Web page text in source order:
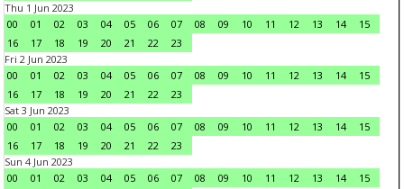
Thu 1 Jun 2023
00
01 02 03 04 05 06 07 08 09 10 11 12 13 14
15
16
17 18 19 20 21 22
23
Fri 2 Jun 2023
00
01 02 03 04 05 06 07 08 09 10 11 12 13 14
15
16
17 18 19 20 21 22
23
Sat 3 Jun 2023
00
01 02 03 04 05 06 07 08 09 10 11 12 13 14
15
16
17 18 19 20 21 22
23
Sun 4 Jun 2023
00
01 02 03 04 05 06 07 08 09 10 11 12 13 14
15